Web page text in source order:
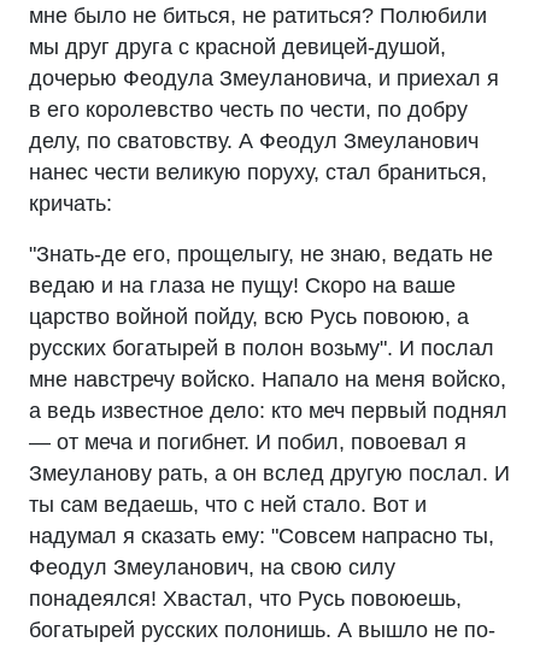
мне было не биться, не ратиться? Полюбили
мы друг друга с красной девицей-душой,
дочерью Феодула Змеулановича, и приехал я
в его королевство честь по чести, по добру
делу, по сватовству. А Феодул Змеуланович
нанес чести великую поруху, стал браниться,
кричать:
"Знать-де его, прощелыгу, не знаю, ведать не
ведаю и на глаза не пущу! Скоро на ваше
царство войной пойду, всю Русь повоюю, а
русских богатырей в полон возьму". И послал
мне навстречу войско. Напало на меня войско,
а ведь известное дело: кто меч первый поднял
— от меча и погибнет. И побил, повоевал я
Змеуланову рать, а он вслед другую послал. И
ты сам ведаешь, что с ней стало. Вот и
надумал я сказать ему: "Совсем напрасно ты,
Феодул Змеуланович, на свою силу
понадеялся! Хвастал, что Русь повоюешь,
богатырей русских полонишь. А вышло не по-